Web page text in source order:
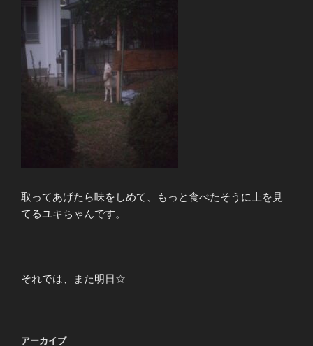
取ってあげたら味をしめて、もっと食べたそうに上を見
てるユキちゃんです。
それでは、また明日☆
アーカイブ